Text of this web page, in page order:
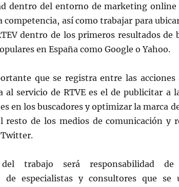
dentro del entorno de marketing online
competencia, así como trabajar para
dentro de los primeros resultados de
en España como Google o Yahoo.
que se registra entre las acciones
al servicio de RTVE es el de publicitar a
en los buscadores y optimizar la marca
resto de los medios de comunicación y
Twitter.
trabajo será responsabilidad
de especialistas y consultores que se